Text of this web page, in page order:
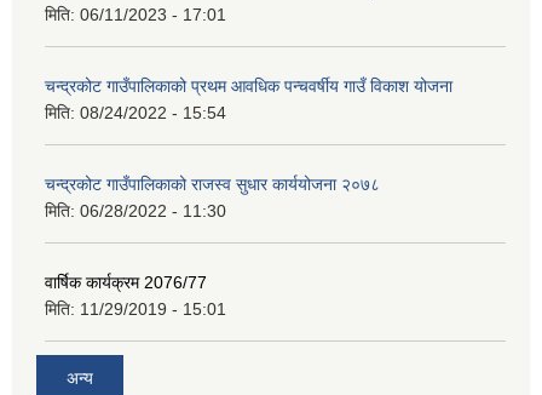
मिति: 06/11/2023 - 17:01
चन्द्रकोट गाउँपालिकाको प्रथम आवधिक पन्चवर्षीय गाउँ विकाश योजना
मिति: 08/24/2022 - 15:54
चन्द्रकोट गाउँपालिकाको राजस्व सुधार कार्ययोजना २०७८
मिति: 06/28/2022 - 11:30
वार्षिक कार्यक्रम 2076/77
मिति: 11/29/2019 - 15:01
अन्य